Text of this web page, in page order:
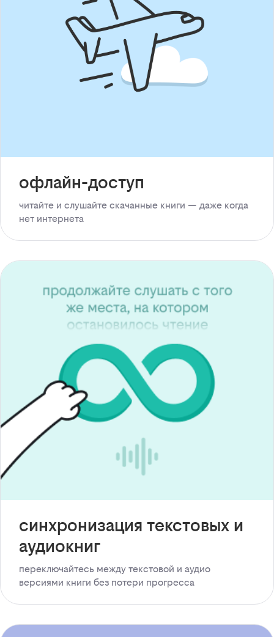
офлайн-доступ
читайте и слушайте скачанные книги — даже когда
нет интернета
синхронизация текстовых и
аудиокниг
переключайтесь между текстовой и аудио
версиями книги без потери прогресса